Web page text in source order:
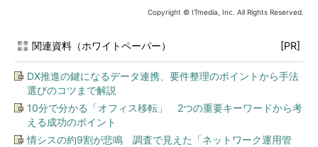
Copyright © ITmedia, Inc. All Rights Reserved.
関連資料（ホワイトペーパー） [PR]
DX推進の鍵になるデータ連携、要件整理のポイントから手法
選びのコツまで解説
10分で分かる「オフィス移転」 2つの重要キーワードから考
える成功のポイント
情シスの約9割が悲鳴 調査で見えた「ネットワーク運用管